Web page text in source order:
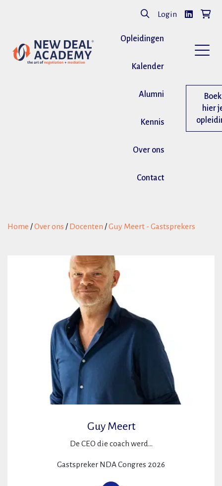
Login
Opleidingen
Kalender
Alumni
Kennis
Over ons
Contact
Boek
hier
Home /Over ons / Docenten /Guy Meert - Gastsprekers
Guy Meert
De CEO die coach werd...
Gastspreker NDA Congres 2026